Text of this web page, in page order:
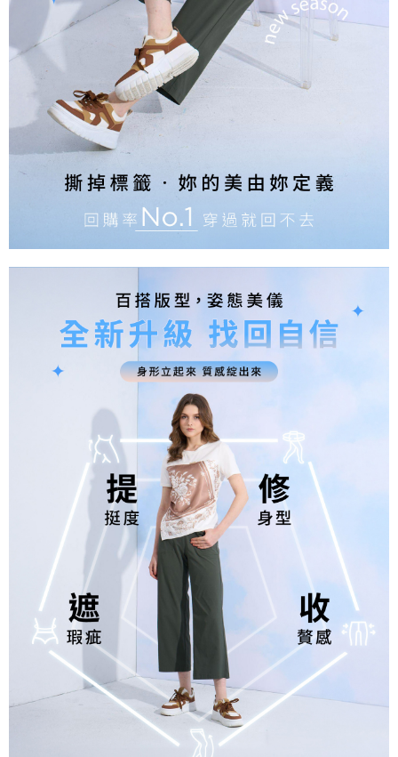
【注意事項】
１．透過由恩沛科技股份有限公司提供之「AFTEE先享後付」服務完成之交
易，需依本服務之必要範圍內提供個人資料，並將交易相關給付款項請求債
權轉讓予恩沛科技股份有限公司。
２．關於個人資料處理事宜，請瀏覽以下網址：
https://aftee.tw/terms/#terms3
３．未成年的使用者請事先徵得法定代理人或監護人之同意方可使用
「AFTEE先享後付」，若未經同意申辦者引起之損失，本公司不負相關責
４．使用「AFTEE先享後付」時，將依據個別帳號之用戶狀況，依本公司即
時審查核予不同之上限額度；若仍有額度不足之情形，本公司將視審查結果
請求用戶進行身份認證。
５．嚴禁一人註冊多個帳號或使用他人資訊註冊。若發現惡意使用之情形，
恩沛科技股份有限公司將有權停止該用戶之使用額度並採取法律行動。